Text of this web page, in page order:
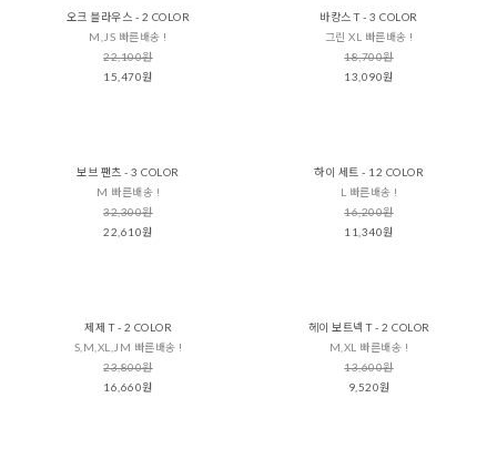
오크 블라우스 - 2 COLOR
M,JS 빠른배송 !
22,100원
15,470원
바캉스 T - 3 COLOR
그린 XL 빠른배송 !
18,700원
13,090원
보브 팬츠 - 3 COLOR
M 빠른배송 !
32,300원
22,610원
하이 세트 - 12 COLOR
L 빠른배송 !
16,200원
11,340원
제제 T - 2 COLOR
S,M,XL,JM 빠른배송 !
23,800원
16,660원
헤이 보트넥 T - 2 COLOR
M,XL 빠른배송 !
13,600원
9,520원